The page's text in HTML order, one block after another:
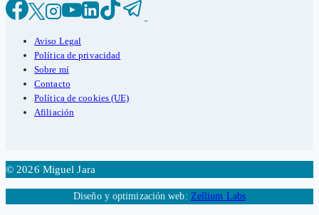
Aviso Legal
Política de privacidad
Sobre mí
Contacto
Política de cookies (UE)
Afiliación
© 2026 Miguel Jara
Diseño y optimización web: Zellium Labs